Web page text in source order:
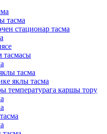
тасма
стационар тасма
тасмасы
тасма
яклы тасма
температурага каршы тору